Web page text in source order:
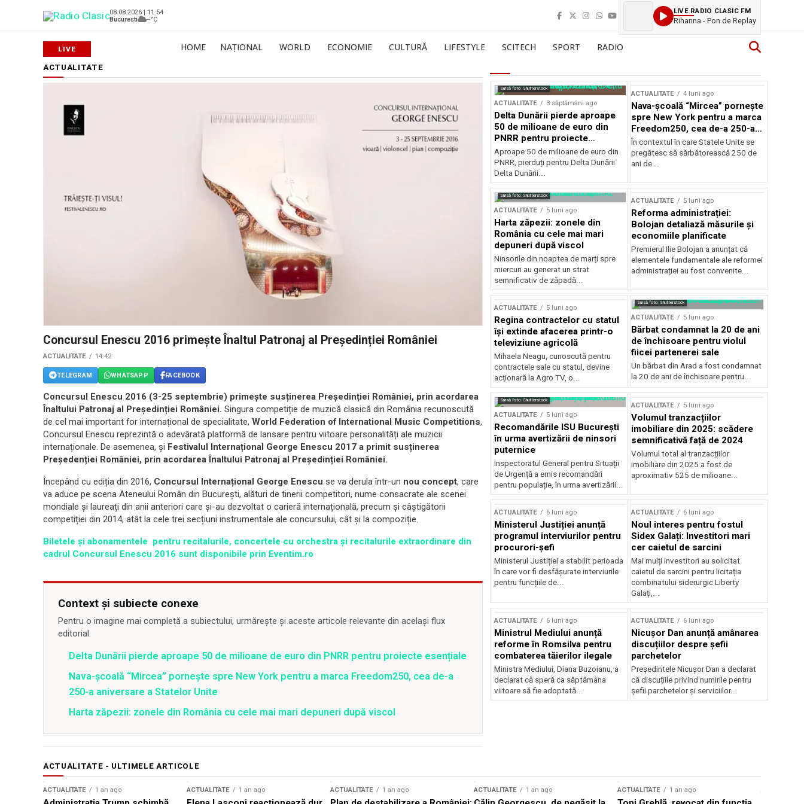
08.08.2026 | 11:54
Bucuresti
--°C
LIVE RADIO CLASIC FM
Rihanna - Pon de Replay
HOME NAȚIONAL WORLD ECONOMIE CULTURĂ LIFESTYLE SCITECH SPORT RADIO
ACTUALITATE
Concursul Enescu 2016 primește Înaltul Patronaj al Președinției României
ACTUALITATE 14:42
TELEGRAM WHATSAPP FACEBOOK
Concursul Enescu 2016 (3-25 septembrie) primește susținerea Președinției României, prin acordarea
Înaltului Patronaj al Președinției României. Singura competiție de muzică clasică din România recunoscută
de cel mai important for internațional de specialitate, World Federation of International Music Competitions,
Concursul Enescu reprezintă o adevărată platformă de lansare pentru viitoare personalități ale muzicii
internaționale. De asemenea, și Festivalul Internațional George Enescu 2017 a primit susținerea
Președenției României, prin acordarea Înaltului Patronaj al Președinției României.
Începând cu ediția din 2016, Concursul Internațional George Enescu se va derula într-un nou concept, care
va aduce pe scena Ateneului Român din București, alături de tinerii competitori, nume consacrate ale scenei
mondiale și laureați din anii anteriori care și-au dezvoltat o carieră internațională, precum și câștigătorii
competiției din 2014, atât la cele trei secțiuni instrumentale ale concursului, cât și la compoziție.
Biletele și abonamentele pentru recitalurile, concertele cu orchestra și recitalurile extraordinare din
cadrul Concursul Enescu 2016 sunt disponibile prin Eventim.ro
Context și subiecte conexe
Pentru o imagine mai completă a subiectului, urmărește și aceste articole relevante din același flux
editorial.
Delta Dunării pierde aproape 50 de milioane de euro din PNRR pentru proiecte esențiale
Nava-școală “Mircea” pornește spre New York pentru a marca Freedom250, cea de-a
250-a aniversare a Statelor Unite
Harta zăpezii: zonele din România cu cele mai mari depuneri după viscol
Sursă foto: Shutterstock
ACTUALITATE 3 săptămâni ago
Delta Dunării pierde aproape
50 de milioane de euro din
PNRR pentru proiecte
esențiale
Aproape 50 de milioane de euro din
PNRR, pierduți pentru Delta Dunării
Delta Dunării...
ACTUALITATE 4 luni ago
Nava-școală “Mircea” pornește
spre New York pentru a marca
Freedom250, cea de-a 250-a
aniversare a Statelor Unite
În contextul în care Statele Unite se
pregătesc să sărbătorească 250 de
ani de...
Sursă foto: Shutterstock
ACTUALITATE 5 luni ago
Harta zăpezii: zonele din
România cu cele mai mari
depuneri după viscol
Ninsorile din noaptea de marți spre
miercuri au generat un strat
semnificativ de zăpadă...
ACTUALITATE 5 luni ago
Reforma administrației:
Bolojan detaliază măsurile și
economiile planificate
Premierul Ilie Bolojan a anunțat că
elementele fundamentale ale reformei
administrației au fost convenite...
ACTUALITATE 5 luni ago
Regina contractelor cu statul
își extinde afacerea printr-o
televiziune agricolă
Mihaela Neagu, cunoscută pentru
contractele sale cu statul, devine
acționară la Agro TV, o...
Sursă foto: Shutterstock
ACTUALITATE 5 luni ago
Bărbat condamnat la 20 de ani
de închisoare pentru violul
fiicei partenerei sale
Un bărbat din Arad a fost condamnat
la 20 de ani de închisoare pentru...
Sursă foto: Shutterstock
ACTUALITATE 5 luni ago
Recomandările ISU București
în urma avertizării de ninsori
puternice
Inspectoratul General pentru Situații
de Urgență a emis recomandări
pentru populație, în urma avertizării...
ACTUALITATE 5 luni ago
Volumul tranzacțiilor
imobiliare din 2025: scădere
semnificativă față de 2024
Volumul total al tranzacțiilor
imobiliare din 2025 a fost de
aproximativ 525 de milioane...
ACTUALITATE 6 luni ago
Ministerul Justiției anunță
programul interviurilor pentru
procurori-șefi
Ministerul Justiției a stabilit perioada
în care vor fi desfășurate interviurile
pentru funcțiile de...
ACTUALITATE 6 luni ago
Noul interes pentru fostul
Sidex Galați: Investitori mari
cer caietul de sarcini
Mai mulți investitori au solicitat
caietul de sarcini pentru licitația
combinatului siderurgic Liberty
Galați,...
ACTUALITATE 6 luni ago
Ministrul Mediului anunță
reforme în Romsilva pentru
combaterea tăierilor ilegale
Ministra Mediului, Diana Buzoianu, a
declarat că speră ca săptămâna
viitoare să fie adoptată...
ACTUALITATE 6 luni ago
Nicușor Dan anunță amânarea
discuțiilor despre șefii
parchetelor
Președintele Nicușor Dan a declarat
că discuțiile privind numirile pentru
șefii parchetelor și serviciilor...
ACTUALITATE - ULTIMELE ARTICOLE
ACTUALITATE 1 an ago ACTUALITATE 1 an ago ACTUALITATE 1 an ago ACTUALITATE 1 an ago ACTUALITATE 1 an ago